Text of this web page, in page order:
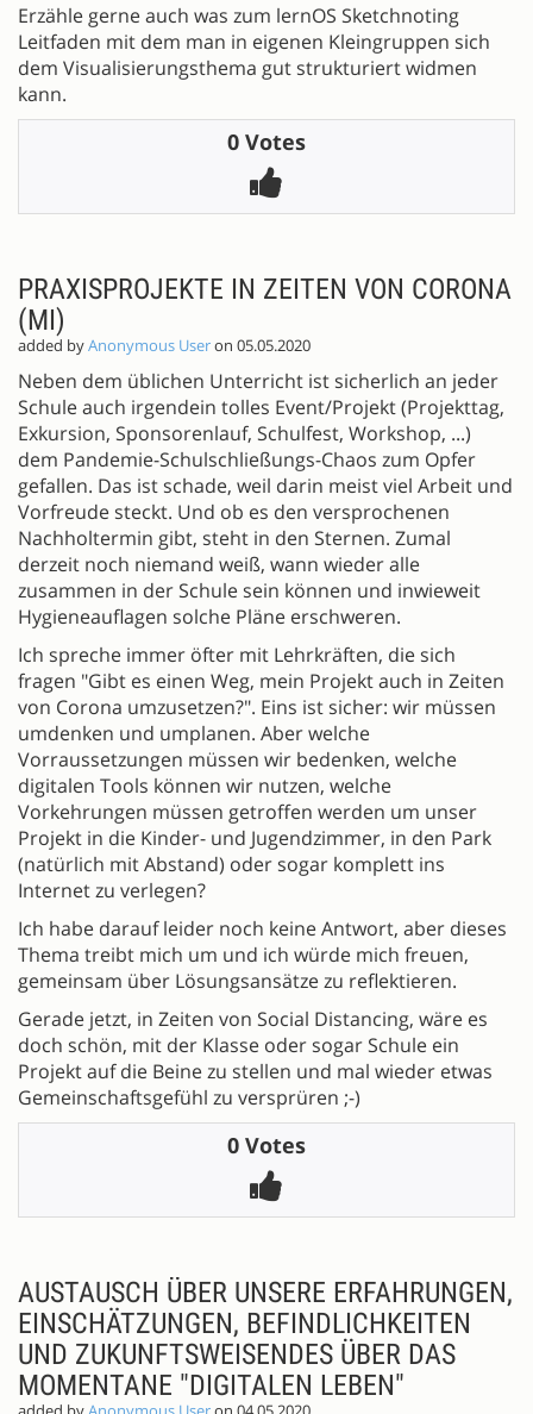
Erzähle gerne auch was zum lernOS Sketchnoting
Leitfaden mit dem man in eigenen Kleingruppen sich
dem Visualisierungsthema gut strukturiert widmen
kann.
0 Votes
PRAXISPROJEKTE IN ZEITEN VON CORONA
(MI)
added byAnonymous Useron 05.05.2020
Neben dem üblichen Unterricht ist sicherlich an jeder
Schule auch irgendein tolles Event/Projekt (Projekttag,
Exkursion, Sponsorenlauf, Schulfest, Workshop, ...)
dem Pandemie-Schulschließungs-Chaos zum Opfer
gefallen. Das ist schade, weil darin meist viel Arbeit und
Vorfreude steckt. Und ob es den versprochenen
Nachholtermin gibt, steht in den Sternen. Zumal
derzeit noch niemand weiß, wann wieder alle
zusammen in der Schule sein können und inwieweit
Hygieneauflagen solche Pläne erschweren.
Ich spreche immer öfter mit Lehrkräften, die sich
fragen "Gibt es einen Weg, mein Projekt auch in Zeiten
von Corona umzusetzen?". Eins ist sicher: wir müssen
umdenken und umplanen. Aber welche
Vorraussetzungen müssen wir bedenken, welche
digitalen Tools können wir nutzen, welche
Vorkehrungen müssen getroffen werden um unser
Projekt in die Kinder- und Jugendzimmer, in den Park
(natürlich mit Abstand) oder sogar komplett ins
Internet zu verlegen?
Ich habe darauf leider noch keine Antwort, aber dieses
Thema treibt mich um und ich würde mich freuen,
gemeinsam über Lösungsansätze zu reflektieren.
Gerade jetzt, in Zeiten von Social Distancing, wäre es
doch schön, mit der Klasse oder sogar Schule ein
Projekt auf die Beine zu stellen und mal wieder etwas
Gemeinschaftsgefühl zu versprüren ;-)
0 Votes
AUSTAUSCH ÜBER UNSERE ERFAHRUNGEN,
EINSCHÄTZUNGEN, BEFINDLICHKEITEN
UND ZUKUNFTSWEISENDES ÜBER DAS
MOMENTANE "DIGITALEN LEBEN"